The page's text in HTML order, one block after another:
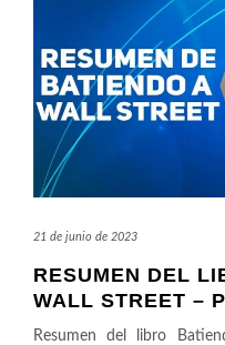
21 de junio de 2023
RESUMEN DEL
WALL STREET –
Resumen del libro